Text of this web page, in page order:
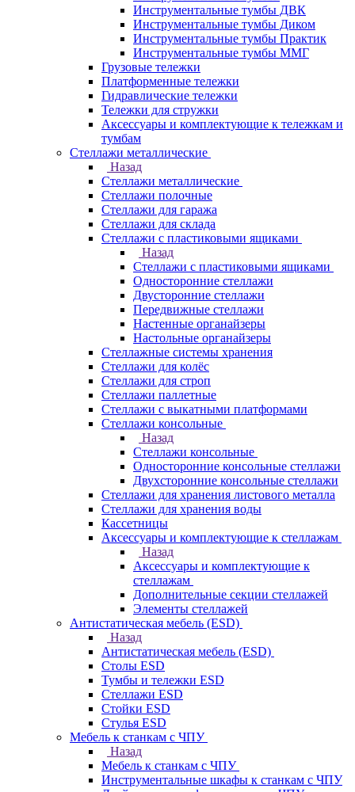
Инструментальные тумбы ДВК
Инструментальные тумбы Диком
Инструментальные тумбы Практик
Инструментальные тумбы ММГ
Грузовые тележки
Платформенные тележки
Гидравлические тележки
Тележки для стружки
Аксесcуары и комплектующие к тележкам и
тумбам
Стеллажи металлические
Назад
Стеллажи металлические
Стеллажи полочные
Стеллажи для гаража
Стеллажи для склада
Стеллажи с пластиковыми ящиками
Назад
Стеллажи с пластиковыми ящиками
Односторонние стеллажи
Двусторонние стеллажи
Передвижные стеллажи
Настенные органайзеры
Настольные органайзеры
Стеллажные системы хранения
Стеллажи для колёс
Стеллажи для строп
Стеллажи паллетные
Стеллажи с выкатными платформами
Стеллажи консольные
Назад
Стеллажи консольные
Односторонние консольные стеллажи
Двухсторонние консольные стеллажи
Стеллажи для хранения листового металла
Стеллажи для хранения воды
Кассетницы
Аксесcуары и комплектующие к стеллажам
Назад
Аксесcуары и комплектующие к
стеллажам
Дополнительные секции стеллажей
Элементы стеллажей
Антистатическая мебель (ESD)
Назад
Антистатическая мебель (ESD)
Столы ESD
Тумбы и тележки ESD
Стеллажи ESD
Стойки ESD
Стулья ESD
Мебель к станкам с ЧПУ
Назад
Мебель к станкам с ЧПУ
Инструментальные шкафы к станкам с ЧПУ